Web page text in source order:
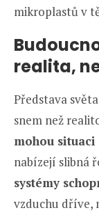
mikroplastů v
realita,
Představa
snem než
mohou
nabízejí slibná
systémy
vzduchu dříve,